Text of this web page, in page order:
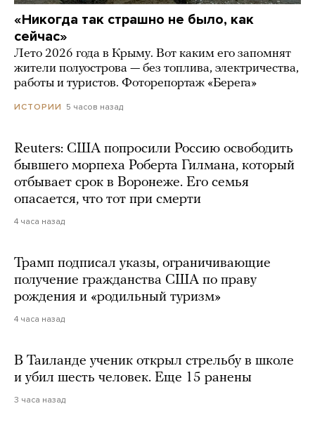
«Никогда так страшно не было, как
сейчас»
Лето 2026 года в Крыму. Вот каким его запомнят
жители полуострова — без топлива, электричества,
работы и туристов. Фоторепортаж «Берега»
ИСТОРИИ 5 часов назад
Reuters: США попросили Россию освободить
бывшего морпеха Роберта Гилмана, который
отбывает срок в Воронеже. Его семья
опасается, что тот при смерти
4 часа назад
Трамп подписал указы, ограничивающие
получение гражданства США по праву
рождения и «родильный туризм»
4 часа назад
В Таиланде ученик открыл стрельбу в школе
и убил шесть человек. Еще 15 ранены
3 часа назад